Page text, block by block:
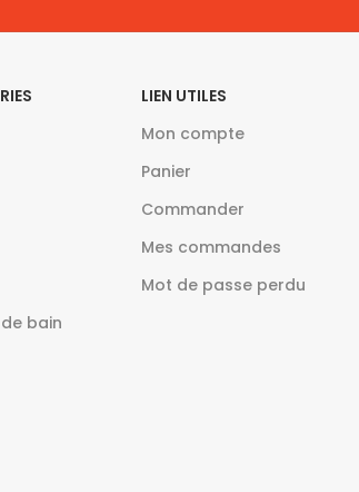
bain
LIEN UTILES
Mon compte
Panier
Commander
Mes commandes
Mot de passe perdu